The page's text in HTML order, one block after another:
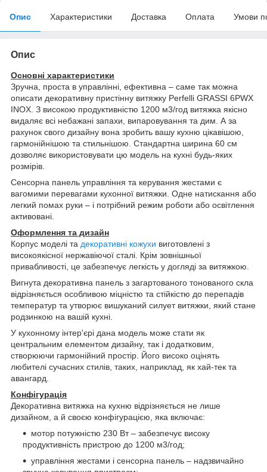
Опис Характеристики Доставка Оплата Умови
Опис
Основні характеристики
Зручна, проста в управлінні, ефективна – саме так можна
описати декоративну пристінну витяжку Perfelli GRASSI 6PWX
INOX. З високою продуктивністю 1200 м3/год витяжка якісно
видаляє всі небажані запахи, випаровування та дим. А за
рахунок свого дизайну вона зробить вашу кухню цікавішою,
гармонійнішою та стильнішою. Стандартна ширина 60 см
дозволяє використовувати цю модель на кухні будь-яких
розмірів.
Сенсорна панель управління та керування жестами є
вагомими перевагами кухонної витяжки. Одне натискання або
легкий помах руки – і потрібний режим роботи або освітлення
активовані.
Оформлення та дизайн
Корпус моделі та декоративні кожухи виготовлені з
високоякісної нержавіючої сталі. Крім зовнішньої
привабливості, це забезпечує легкість у догляді за витяжкою.
Вигнута декоративна панель з загартованого тонованого скла
відрізняється особливою міцністю та стійкістю до перепадів
температур та утворює вишуканий силует витяжки, який стане
родзинкою на вашій кухні.
У кухонному інтер'єрі дана модель може стати як
центральним елементом дизайну, так і додатковим,
створюючи гармонійний простір. Його високо оцінять
любителі сучасних стилів, таких, наприклад, як хай-тек та
авангард.
Конфігурація
Декоративна витяжка на кухню відрізняється не лише
дизайном, а й своєю конфігурацією, яка включає:
мотор потужністю 230 Вт – забезпечує високу
продуктивність пристрою до 1200 м3/год;
управління жестами і сенсорна панель – надзвичайно